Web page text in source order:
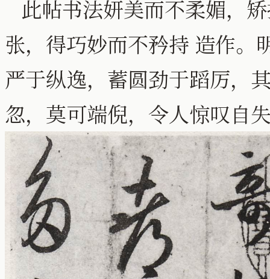
此帖书法妍美而不柔媚，
张，得巧妙而不矜持 造作
严于纵逸，蓄圆劲于蹈厉，
忽，莫可端倪，令人惊叹自